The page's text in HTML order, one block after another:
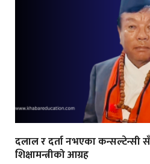
दलाल र दर्ता नभएका कन्सल्टेन्सी
शिक्षामन्त्रीको आग्रह